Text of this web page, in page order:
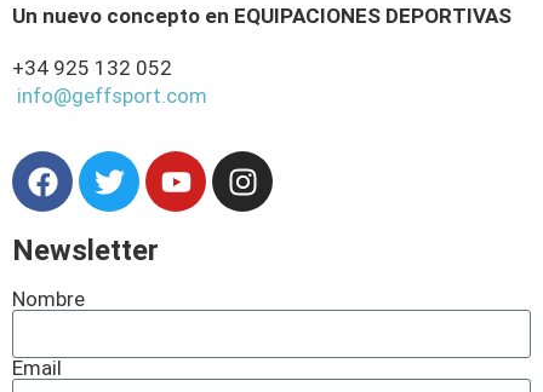
Un nuevo concepto en EQUIPACIONES DEPORTIVAS
+34 925 132 052
info@geffsport.com
Newsletter
Nombre
Email